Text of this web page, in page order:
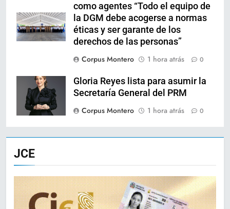
JCE
como agentes “Todo el equipo de
la DGM debe acogerse a normas
éticas y ser garante de los
derechos de las personas”
Corpus Montero
1 hora atrás 0
Gloria Reyes lista para asumir la
Secretaría General del PRM
Corpus Montero
1 hora atrás 0